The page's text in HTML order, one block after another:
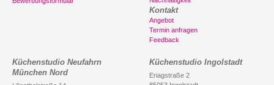
Kontakt
Angebot
Termin anfragen
Feedback
Küchenstudio Neufahrn
München Nord
Küchenstudio Ingolstadt
Eriagstraße 2